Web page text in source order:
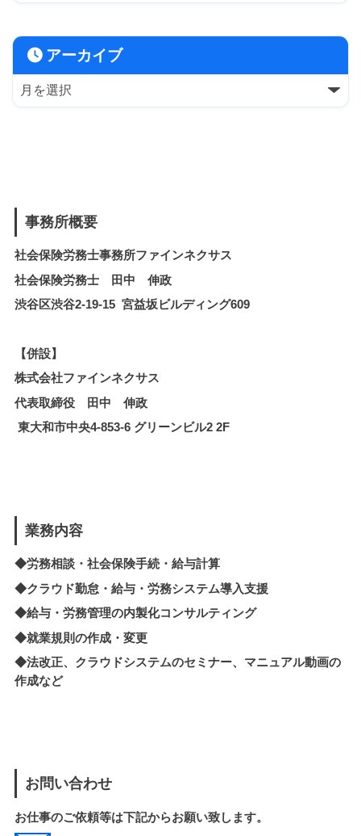
アーカイブ
事務所概要
社会保険労務士事務所ファインネクサス
社会保険労務士 田中 伸政
渋谷区渋谷2-19-15 宮益坂ビルディング609
【併設】
株式会社ファインネクサス
代表取締役 田中 伸政
東大和市中央4-853-6 グリーンビル2 2F
業務内容
◆労務相談・社会保険手続・給与計算
◆クラウド勤怠・給与・労務システム導入支援
◆給与・労務管理の内製化コンサルティング
◆就業規則の作成・変更
◆法改正、クラウドシステムのセミナー、マニュアル動画の
作成など
お問い合わせ
お仕事のご依頼等は下記からお願い致します。